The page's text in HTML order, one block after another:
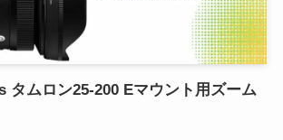
タムロン25-200 Eマウント用ズーム